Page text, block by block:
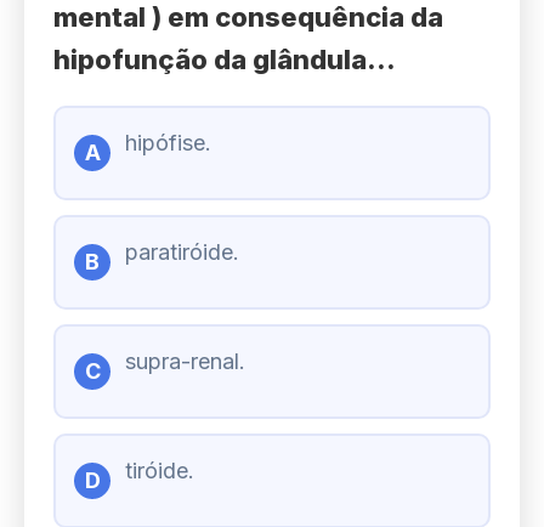
mental ) em consequência da
hipofunção da glândula...
A hipófise.
B paratiróide.
C supra-renal.
D tiróide.